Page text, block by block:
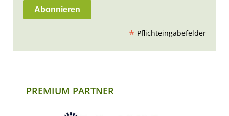
* Pflichteingabefelder
PREMIUM PARTNER